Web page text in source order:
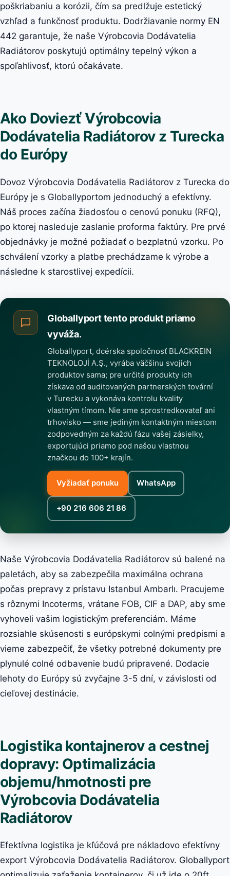
poškriabaniu a korózii, čím sa predlžuje estetický
vzhľad a funkčnosť produktu. Dodržiavanie normy EN
442 garantuje, že naše Výrobcovia Dodávatelia
Radiátorov poskytujú optimálny tepelný výkon a
spoľahlivosť, ktorú očakávate.
Ako Doviezť Výrobcovia
Dodávatelia Radiátorov z Turecka
do Európy
Dovoz Výrobcovia Dodávatelia Radiátorov z Turecka do
Európy je s Globallyportom jednoduchý a efektívny.
Náš proces začína žiadosťou o cenovú ponuku (RFQ),
po ktorej nasleduje zaslanie proforma faktúry. Pre prvé
objednávky je možné požiadať o bezplatnú vzorku. Po
schválení vzorky a platbe prechádzame k výrobe a
následne k starostlivej expedícii.
Globallyport tento produkt priamo
vyváža.
Globallyport, dcérska spoločnosť BLACKREIN
TEKNOLOJİ A.Ş., vyrába väčšinu svojich
produktov sama; pre určité produkty ich
získava od auditovaných partnerských tovární
v Turecku a vykonáva kontrolu kvality
vlastným tímom. Nie sme sprostredkovateľ ani
trhovisko — sme jediným kontaktným miestom
zodpovedným za každú fázu vašej zásielky,
exportujúci priamo pod našou vlastnou
značkou do 100+ krajín.
Vyžiadať ponuku WhatsApp
+90 216 606 21 86
Naše Výrobcovia Dodávatelia Radiátorov sú balené na
paletách, aby sa zabezpečila maximálna ochrana
počas prepravy z prístavu Istanbul Ambarlı. Pracujeme
s rôznymi Incoterms, vrátane FOB, CIF a DAP, aby sme
vyhoveli vašim logistickým preferenciám. Máme
rozsiahle skúsenosti s európskymi colnými predpismi a
vieme zabezpečiť, že všetky potrebné dokumenty pre
plynulé colné odbavenie budú pripravené. Dodacie
lehoty do Európy sú zvyčajne 3-5 dní, v závislosti od
cieľovej destinácie.
Logistika kontajnerov a cestnej
dopravy: Optimalizácia
objemu/hmotnosti pre
Výrobcovia Dodávatelia
Radiátorov
Efektívna logistika je kľúčová pre nákladovo efektívny
export Výrobcovia Dodávatelia Radiátorov. Globallyport